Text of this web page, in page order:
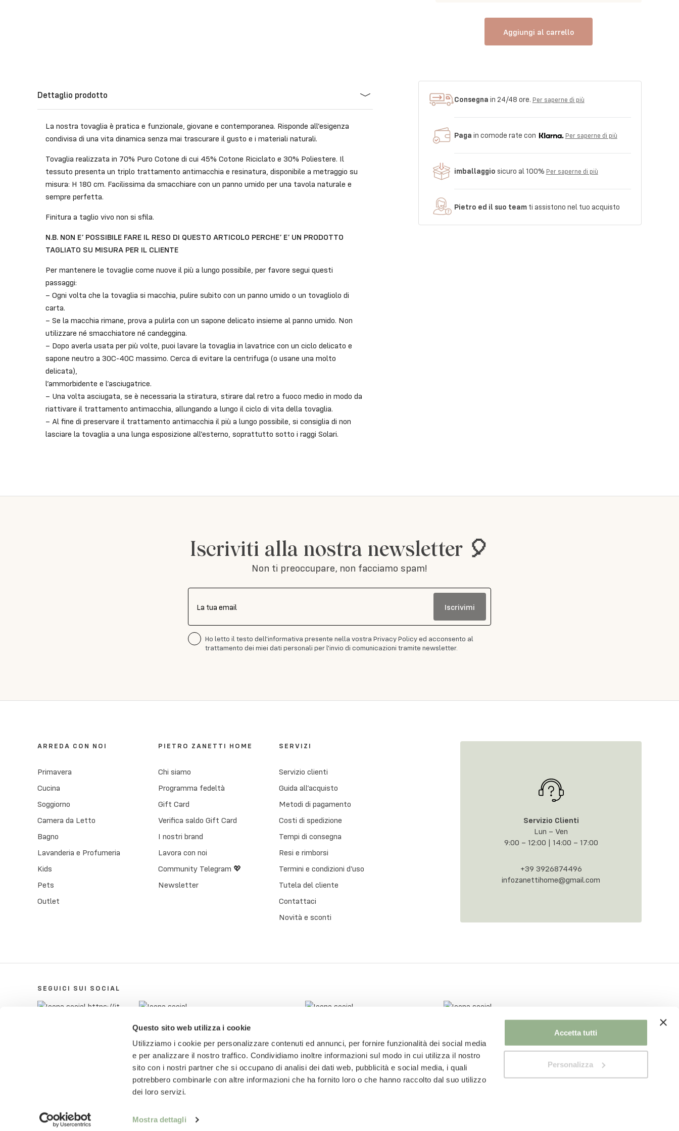
Questo sito web utilizza i cookie
Utilizziamo i cookie per personalizzare contenuti ed annunci, per fornire funzionalità dei social media
e per analizzare il nostro traffico. Condividiamo inoltre informazioni sul modo in cui utilizza il nostro
sito con i nostri partner che si occupano di analisi dei dati web, pubblicità e social media, i quali
potrebbero combinarle con altre informazioni che ha fornito loro o che hanno raccolto dal suo utilizzo
dei loro servizi.
Mostra dettagli
Accetta tutti
Personalizza
Aggiungi al carrello
Dettaglio prodotto
La nostra tovaglia è pratica e funzionale, giovane e contemporanea. Risponde all’esigenza
condivisa di una vita dinamica senza mai trascurare il gusto e i materiali naturali.
Tovaglia realizzata in 70% Puro Cotone di cui 45% Cotone Riciclato e 30% Poliestere. Il
tessuto presenta un triplo trattamento antimacchia e resinatura, disponibile a metraggio su
misura: H 180 cm. Facilissima da smacchiare con un panno umido per una tavola naturale e
sempre perfetta.
Finitura a taglio vivo non si sfila.
N.B. NON E’ POSSIBILE FARE IL RESO DI QUESTO ARTICOLO PERCHE’ E’ UN PRODOTTO
TAGLIATO SU MISURA PER IL CLIENTE
Per mantenere le tovaglie come nuove il più a lungo possibile, per favore segui questi
passaggi:
– Ogni volta che la tovaglia si macchia, pulire subito con un panno umido o un tovagliolo di
carta.
– Se la macchia rimane, prova a pulirla con un sapone delicato insieme al panno umido. Non
utilizzare né smacchiatore né candeggina.
– Dopo averla usata per più volte, puoi lavare la tovaglia in lavatrice con un ciclo delicato e
sapone neutro a 30C-40C massimo. Cerca di evitare la centrifuga (o usane una molto
delicata),
l’ammorbidente e l’asciugatrice.
– Una volta asciugata, se è necessaria la stiratura, stirare dal retro a fuoco medio in modo da
riattivare il trattamento antimacchia, allungando a lungo il ciclo di vita della tovaglia.
– Al fine di preservare il trattamento antimacchia il più a lungo possibile, si consiglia di non
lasciare la tovaglia a una lunga esposizione all’esterno, soprattutto sotto i raggi Solari.
Consegna in 24/48 ore. Per saperne di più
Paga in comode rate con Per saperne di più
imballaggio sicuro al 100% Per saperne di più
Pietro ed il suo teamti assistono nel tuo acquisto
Iscriviti alla nostra newsletter 🎈
Non ti preoccupare, non facciamo spam!
La tua email Iscrivimi
Ho letto il testo dell'informativa presente nella vostra Privacy Policy ed acconsento al
trattamento dei miei dati personali per l'invio di comunicazioni tramite newsletter.
ARREDA CON NOI
Primavera
Cucina
Soggiorno
Camera da Letto
Bagno
Lavanderia e Profumeria
Kids
Pets
Outlet
PIETRO ZANETTI HOME
Chi siamo
Programma fedeltà
Gift Card
Verifica saldo Gift Card
I nostri brand
Lavora con noi
Community Telegram 💖
Newsletter
SERVIZI
Servizio clienti
Guida all’acquisto
Metodi di pagamento
Costi di spedizione
Tempi di consegna
Resi e rimborsi
Termini e condizioni d’uso
Tutela del cliente
Contattaci
Novità e sconti
Servizio Clienti
Lun – Ven
9:00 – 12:00 | 14:00 – 17:00
+39 3926874496
infozanettihome@gmail.com
SEGUICI SUI SOCIAL
© 2018-2025 Pietro Zanetti Home di Pietro Zanetti.